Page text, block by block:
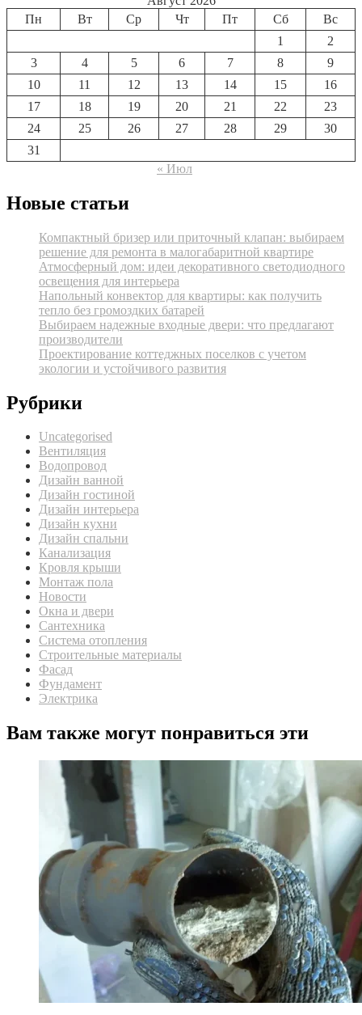
Пн
Вт Ср Чт Пт Сб
Вс
1
2
3
4 5 6 7 8
9
10
11 12 13 14 15
16
17
18 19 20 21 22
23
24
25 26 27 28 29
30
31
« Июл
Новые статьи
Компактный бризер или приточный клапан: выбираем
решение для ремонта в малогабаритной квартире
Атмосферный дом: идеи декоративного светодиодного
освещения для интерьера
Напольный конвектор для квартиры: как получить
тепло без громоздких батарей
Выбираем надежные входные двери: что предлагают
производители
Проектирование коттеджных поселков с учетом
экологии и устойчивого развития
Рубрики
Uncategorised
Вентиляция
Водопровод
Дизайн ванной
Дизайн гостиной
Дизайн интерьера
Дизайн кухни
Дизайн спальни
Канализация
Кровля крыши
Монтаж пола
Новости
Окна и двери
Сантехника
Система отопления
Строительные материалы
Фасад
Фундамент
Электрика
Вам также могут понравиться эти